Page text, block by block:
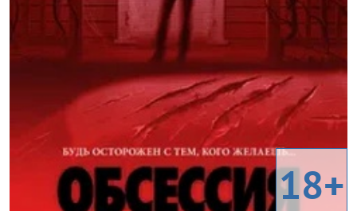
18+